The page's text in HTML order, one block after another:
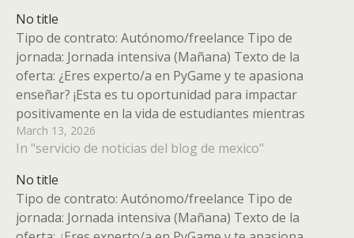
No title
Tipo de contrato: Autónomo/freelance Tipo de
jornada: Jornada intensiva (Mañana) Texto de la
oferta: ¿Eres experto/a en PyGame y te apasiona
enseñar? ¡Esta es tu oportunidad para impactar
positivamente en la vida de estudiantes mientras
compartes tu conocimiento en el fascinante mundo de
la creación de videojuegos. En ACAIS Cooperación…
March 13, 2026
In "servicio de noticias del blog de mexico"
No title
Tipo de contrato: Autónomo/freelance Tipo de
jornada: Jornada intensiva (Mañana) Texto de la